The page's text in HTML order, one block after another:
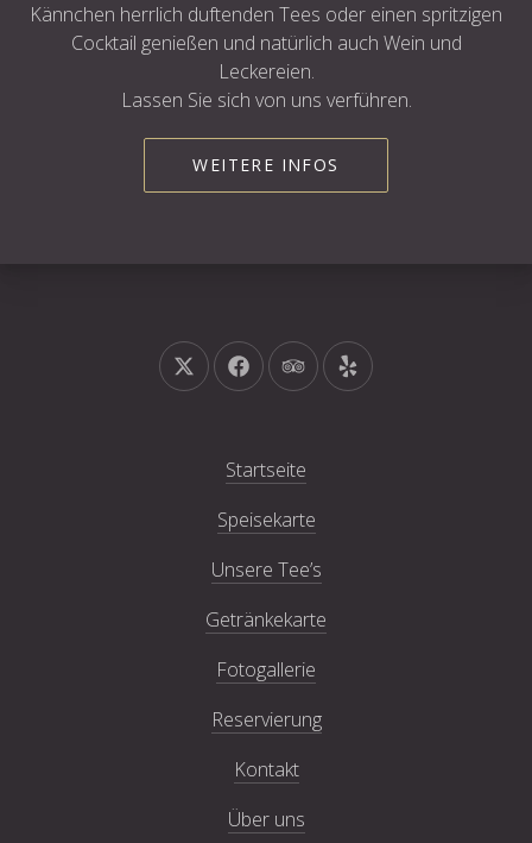
Kännchen herrlich duftenden Tees oder einen spritzigen
Cocktail genießen und natürlich auch Wein und
Leckereien.
Lassen Sie sich von uns verführen.
WEITERE INFOS
Neues Fenster
Neues Fenster
Neues FensterNeues Fenster
Startseite
Speisekarte
Unsere Tee’s
Getränkekarte
Fotogallerie
Reservierung
Kontakt
Über uns